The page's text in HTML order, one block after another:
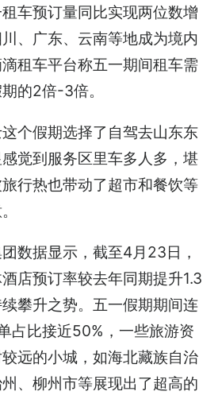
车预订量同比实现两位数增
、广东、云南等地成为境内
租车平台称五一期间租车需
的2倍-3倍。
个假期选择了自驾去山东东
觉到服务区里车多人多，堪
行热也带动了超市和餐饮等
数据显示，截至4月23日，
店预订率较去年同期提升1.3
攀升之势。五一假期期间连
占比接近50%，一些旅游资
远的小城，如海北藏族自治
、柳州市等展现出了超高的